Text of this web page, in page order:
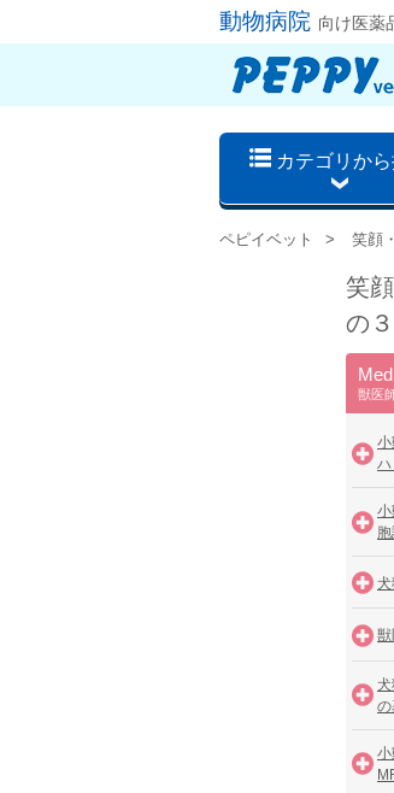
動物病院 向け医薬
カテゴリか
ペピイベット 笑顔
笑
の３
獣医
小
ハ
小
犬
獣
犬
の
小